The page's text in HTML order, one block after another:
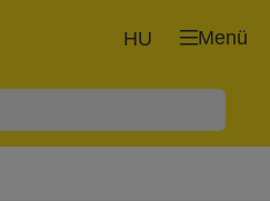
Menü
HU